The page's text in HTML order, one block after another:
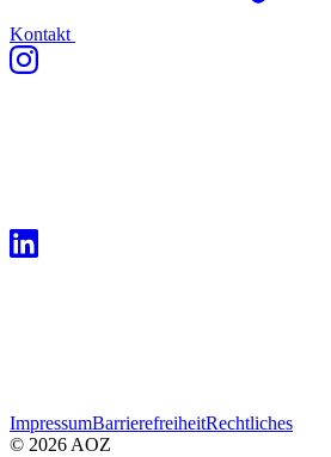
Kontakt
ImpressumBarrierefreiheitRechtliches
© 2026 AOZ